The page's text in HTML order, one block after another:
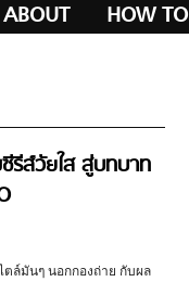
HOW TO
รีส์วัยใส สู่บทบาท
ล์มันๆ นอกกองถ่าย กับผล